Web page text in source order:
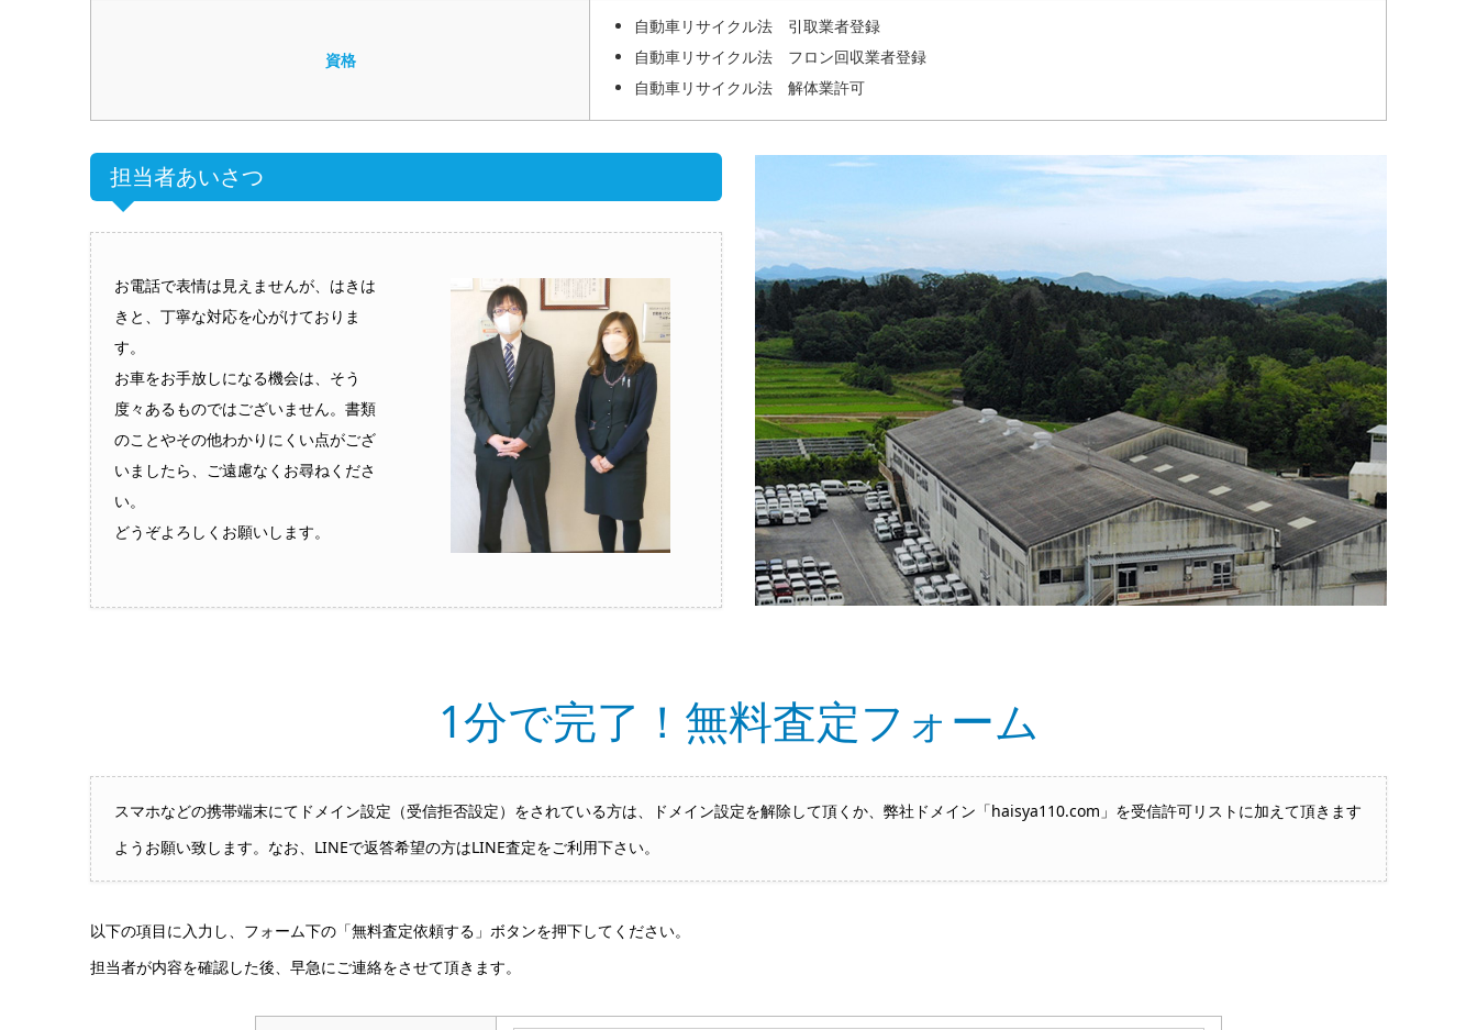
資格
自動車リサイクル法 引取業者登録
自動車リサイクル法 フロン回収業者登録
自動車リサイクル法 解体業許可
担当者あいさつ
お電話で表情は見えませんが、はきは
きと、丁寧な対応を心がけておりま
す。
お車をお手放しになる機会は、そう
度々あるものではございません。書類
のことやその他わかりにくい点がござ
いましたら、ご遠慮なくお尋ねくださ
い。
どうぞよろしくお願いします。
1分で完了！無料査定フォーム
スマホなどの携帯端末にてドメイン設定（受信拒否設定）をされている方は、ドメイン設定を解除して頂くか、弊社ドメイン「haisya110.com」を受信許可リストに加えて頂きます
ようお願い致します。なお、LINEで返答希望の方はLINE査定をご利用下さい。
以下の項目に入力し、フォーム下の「無料査定依頼する」ボタンを押下してください。
担当者が内容を確認した後、早急にご連絡をさせて頂きます。